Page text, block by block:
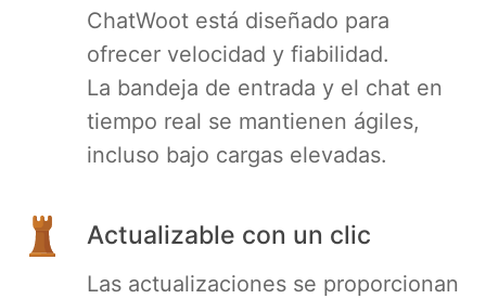
ChatWoot está diseñado para
ofrecer velocidad y fiabilidad.
La bandeja de entrada y el chat en
tiempo real se mantienen ágiles,
incluso bajo cargas elevadas.
Actualizable con un clic
Las actualizaciones se proporcionan